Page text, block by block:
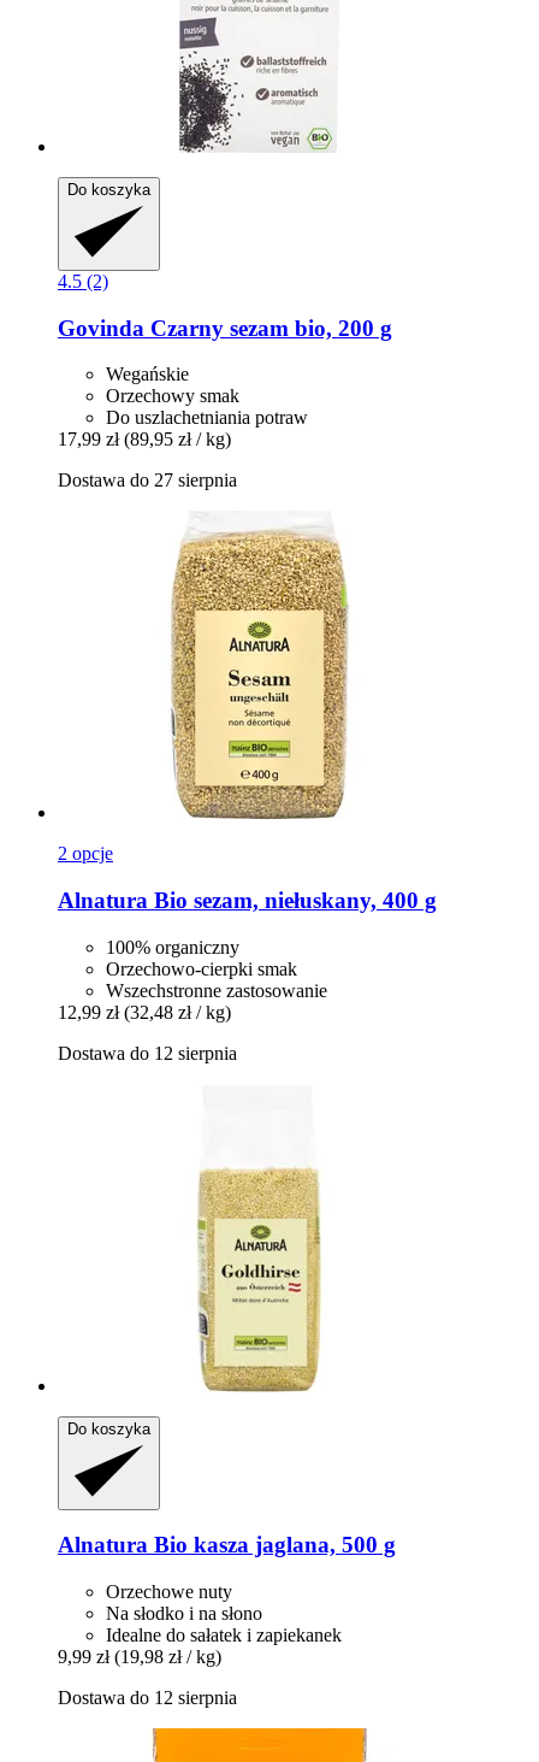
Do koszyka
4.5 (2)
Govinda Czarny sezam bio, 200 g
Wegańskie
Orzechowy smak
Do uszlachetniania potraw
17,99 zł (89,95 zł / kg)
Dostawa do 27 sierpnia
2 opcje
Alnatura Bio sezam, niełuskany, 400 g
100% organiczny
Orzechowo-cierpki smak
Wszechstronne zastosowanie
12,99 zł (32,48 zł / kg)
Dostawa do 12 sierpnia
Do koszyka
Alnatura Bio kasza jaglana, 500 g
Orzechowe nuty
Na słodko i na słono
Idealne do sałatek i zapiekanek
9,99 zł (19,98 zł / kg)
Dostawa do 12 sierpnia